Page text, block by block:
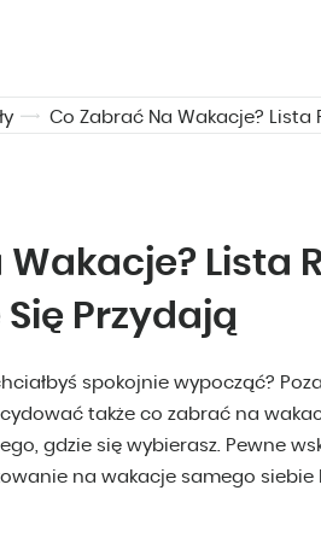
Co Zabrać Na Wakacje? Lista
Lista
Przydają
spokojnie wypocząć?
także co zabrać na
gdzie się wybierasz. Pewne
na wakacje samego siebie